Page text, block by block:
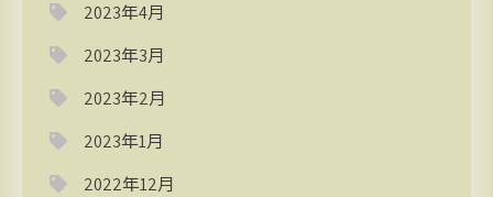
2023年4月
2023年3月
2023年2月
2023年1月
2022年12月